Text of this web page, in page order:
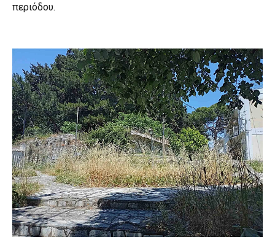
περιόδου.